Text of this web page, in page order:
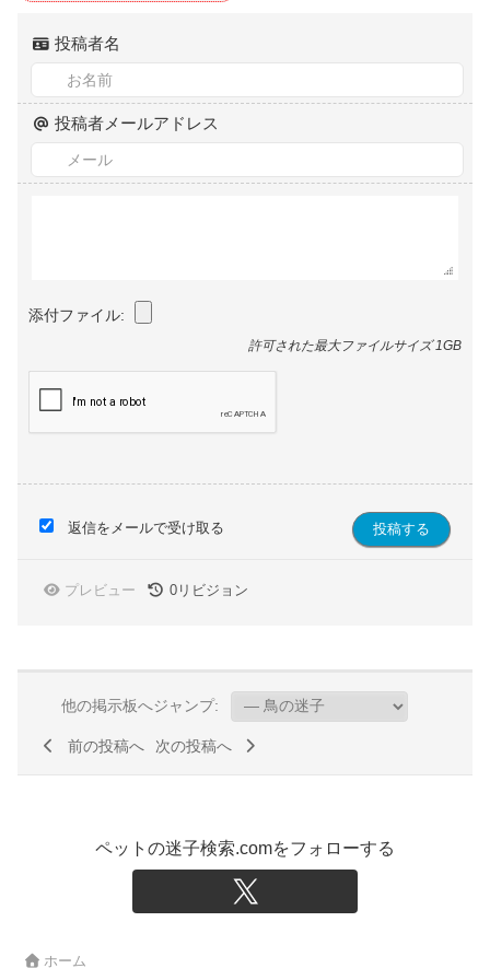
投稿者名
投稿者メールアドレス
添付ファイル:
許可された最大ファイルサイズ 1GB
返信をメールで受け取る
プレビュー 0リビジョン
他の掲示板へジャンプ:
前の投稿へ 次の投稿へ
ペットの迷子検索.comをフォローする
ホーム